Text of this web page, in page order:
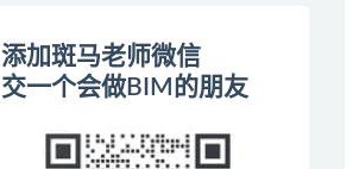
添加斑马老师微信
交一个会做BIM的朋友